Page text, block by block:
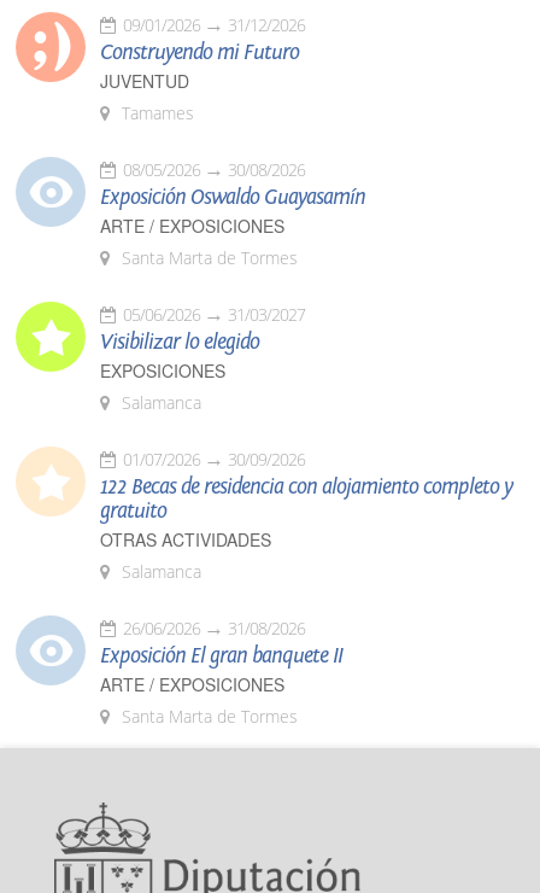
09/01/2026 31/12/2026
Construyendo mi Futuro
JUVENTUD
Tamames
08/05/2026 30/08/2026
Exposición Oswaldo Guayasamín
ARTE / EXPOSICIONES
Santa Marta de Tormes
05/06/2026 31/03/2027
Visibilizar lo elegido
EXPOSICIONES
Salamanca
01/07/2026 30/09/2026
122 Becas de residencia con alojamiento completo y
gratuito
OTRAS ACTIVIDADES
Salamanca
26/06/2026 31/08/2026
Exposición El gran banquete II
ARTE / EXPOSICIONES
Santa Marta de Tormes